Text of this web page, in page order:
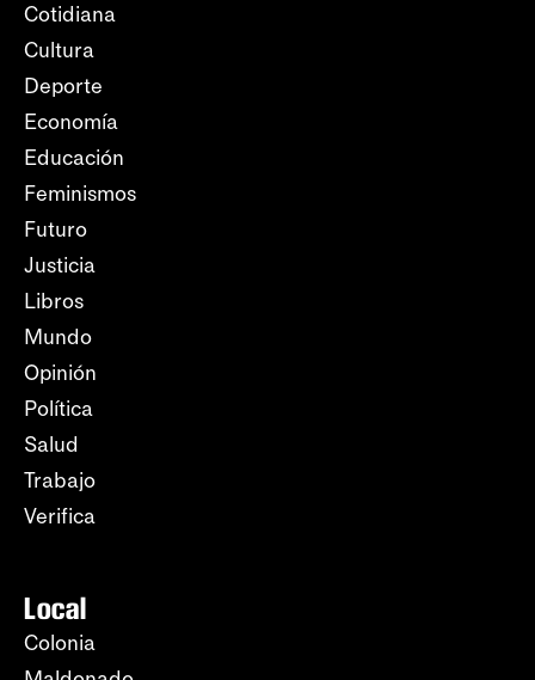
Cotidiana
Cultura
Deporte
Economía
Educación
Feminismos
Futuro
Justicia
Libros
Mundo
Opinión
Política
Salud
Trabajo
Verifica
Local
Colonia